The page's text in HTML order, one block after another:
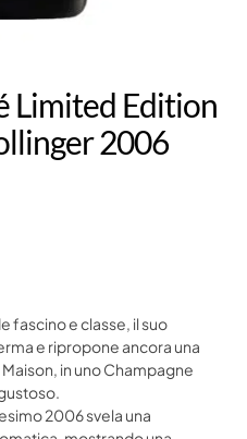
Limited Edition
2006
fascino e classe, il suo
e ripropone ancora una
in uno Champagne
2006 svela una